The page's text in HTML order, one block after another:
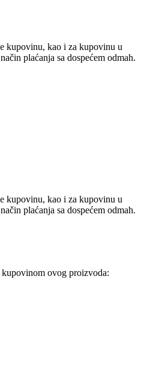
kupovinu, kao i za kupovinu u
plaćanja sa dospećem odmah.
kupovinu, kao i za kupovinu u
plaćanja sa dospećem odmah.
ovog proizvoda: